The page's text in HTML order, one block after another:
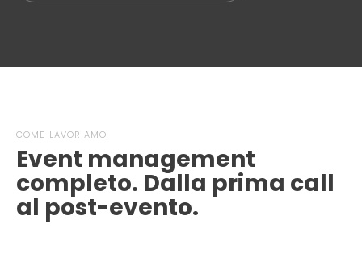
COME LAVORIAMO
Event management
completo. Dalla prima call
al post-evento.